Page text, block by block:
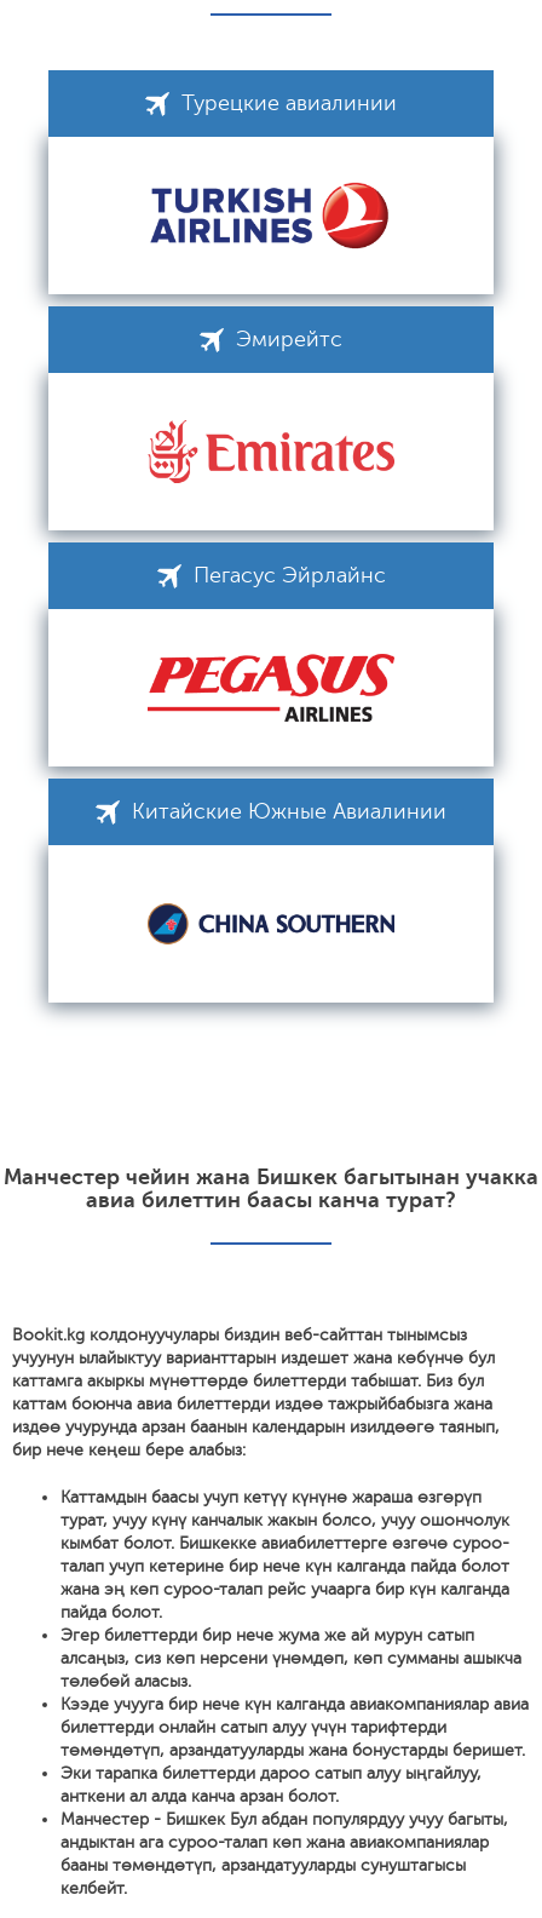
Турецкие авиалинии
Эмирейтс
Пегасус Эйрлайнс
Китайские Южные Авиалинии
Манчестер чейин жана Бишкек багытынан учакка
авиа билеттин баасы канча турат?
Bookit.kg колдонуучулары биздин веб-сайттан тынымсыз
учуунун ылайыктуу варианттарын издешет жана көбүнчө бул
каттамга акыркы мүнөттөрдө билеттерди табышат. Биз бул
каттам боюнча авиа билеттерди издөө тажрыйбабызга жана
издөө учурунда арзан баанын календарын изилдөөгө таянып,
бир нече кеңеш бере алабыз:
Каттамдын баасы учуп кетүү күнүнө жараша өзгөрүп
турат, учуу күнү канчалык жакын болсо, учуу ошончолук
кымбат болот. Бишкекке авиабилеттерге өзгөчө суроо-
талап учуп кетерине бир нече күн калганда пайда болот
жана эң көп суроо-талап рейс учаарга бир күн калганда
пайда болот.
Эгер билеттерди бир нече жума же ай мурун сатып
алсаңыз, сиз көп нерсени үнөмдөп, көп сумманы ашыкча
төлөбөй аласыз.
Кээде учууга бир нече күн калганда авиакомпаниялар авиа
билеттерди онлайн сатып алуу үчүн тарифтерди
төмөндөтүп, арзандатууларды жана бонустарды беришет.
Эки тарапка билеттерди дароо сатып алуу ыңгайлуу,
анткени ал алда канча арзан болот.
Манчестер - Бишкек Бул абдан популярдуу учуу багыты,
андыктан ага суроо-талап көп жана авиакомпаниялар
бааны төмөндөтүп, арзандатууларды сунуштагысы
келбейт.